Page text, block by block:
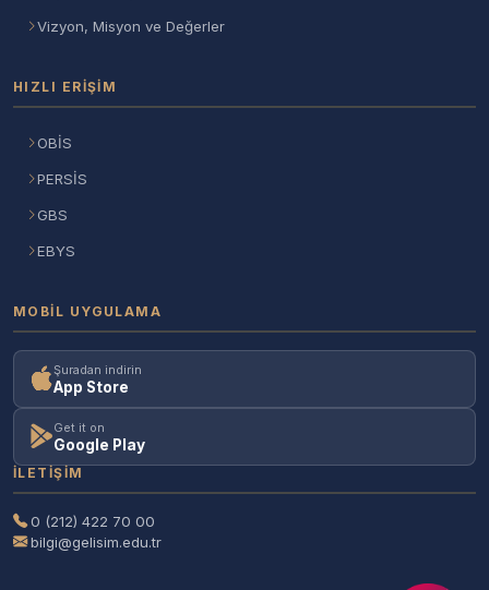
Vizyon, Misyon ve Değerler
HIZLI ERIŞIM
OBİS
PERSİS
GBS
EBYS
MOBIL UYGULAMA
Şuradan indirin
App Store
Get it on
Google Play
İLETIŞIM
0 (212) 422 70 00
bilgi@gelisim.edu.tr